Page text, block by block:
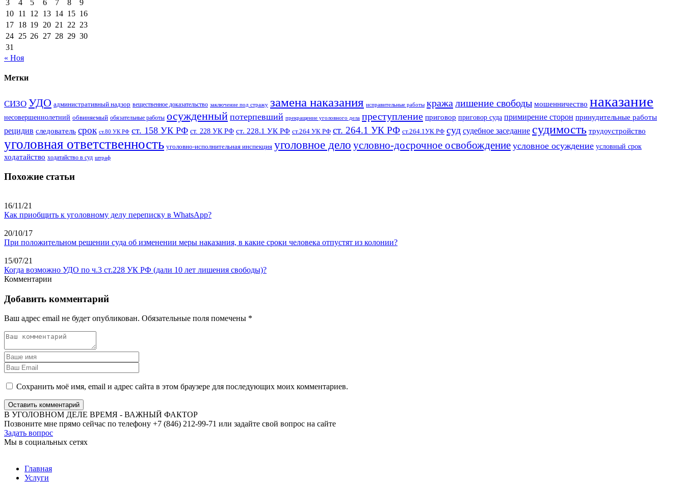
3
4 5 6 7 8
9
10 11 12 13 14 15 16
17 18 19 20 21 22 23
24 25 26 27 28 29 30
31
« Ноя
Метки
СИЗО УДО административный надзор вещественное доказательство заключение под стражу замена наказания исправительные работы кражалишение свободы мошенничество наказание
несовершеннолетний обвиняемый обязательные работы осужденный потерпевший прекращение уголовного дела преступление приговор приговор суда примирение сторон принудительные работы
рецидив следователь срок ст.80 УК РФ ст. 158 УК РФ ст. 228 УК РФ ст. 228.1 УК РФ ст.264 УК РФ ст. 264.1 УК РФ ст.264.1УК РФ суд судебное заседание судимость трудоустройство
уголовная ответственность уголовно-исполнительная инспекция уголовное дело условно-досрочное освобождение условное осуждение условный срок
ходатайство ходатайство в суд штраф
Похожие статьи
16/11/21
Как приобщить к уголовному делу переписку в WhatsApp?
20/10/17
При положительном решении суда об изменении меры наказания, в какие сроки человека отпустят из колонии?
15/07/21
Когда возможно УДО по ч.3 ст.228 УК РФ (дали 10 лет лишения свободы)?
Комментарии
Добавить комментарий
Ваш адрес email не будет опубликован. Обязательные поля помечены *
Сохранить моё имя, email и адрес сайта в этом браузере для последующих моих комментариев.
Оставить комментарий
В УГОЛОВНОМ ДЕЛЕ ВРЕМЯ - ВАЖНЫЙ ФАКТОР
Позвоните мне прямо сейчас по телефону +7 (846) 212-99-71 или задайте свой вопрос на сайте
Задать вопрос
Мы в социальных сетях
Главная
Услуги